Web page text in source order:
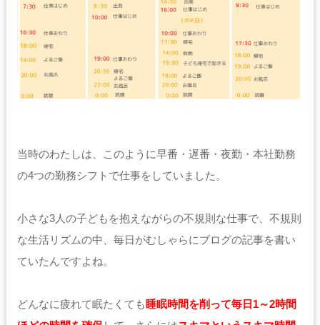
当時のわたしは、このように早番・遅番・夜勤・本社勤務
の4つの勤務シフトで仕事をしていました。
小さな3人の子どもを抱えながらの不規則な仕事で、不規則
な生活リズムの中、毎日がむしゃらにブログの記事を書い
ていたんですよね。
どんなに疲れて眠たくても 睡眠時間を削って毎日1～2時間